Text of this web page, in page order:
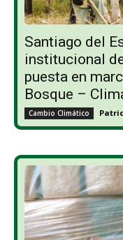
Santiago del
institucional
puesta en
Bosque –
Cambio Climático